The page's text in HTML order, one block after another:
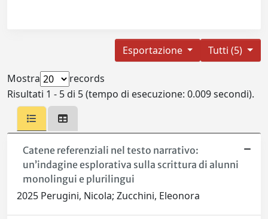
Tutti (5)
Esportazione
Mostra
records
Risultati 1 - 5 di 5 (tempo di esecuzione: 0.009 secondi).
Catene referenziali nel testo narrativo:
un’indagine esplorativa sulla scrittura di alunni
monolingui e plurilingui
2025 Perugini, Nicola; Zucchini, Eleonora